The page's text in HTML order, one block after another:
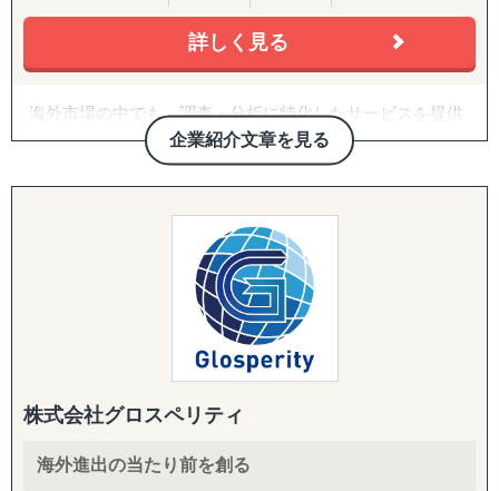
素材を収集する。
『セカイキョテン｜海外会社設立サポート』
までをワンストップで代行
『ビザスル｜海外ビザ取得サポート』
↳ 就労ビザ・長期滞在ビザなど、進出・移住に必要なビザ
取得を現地連携でサポート
------------------------------------
◆以下は個別施策として各専門家チームが対応します。
目的：海外現地を理解し、事業の成功可能性を高める
↳ 市場概況・規制調査
↳ 企業信用調査
詳しく見る
企業紹介文章を見る
海外市場の中でも、調査・分析に特化したサービスを提供
しております。
たとえば、市場の調査・分析に関しては、外部環境の影響
を推測するPEST分析や、ビジネスモデルの仮説検証など
を「正確かつ包括的」に実施しております。なぜその情報
が必要なのか、クライアントのご相談背景まですり合わせ
をすることを徹底していることが強みとなっています。
競合の調査・分析については、対象企業の強みや弱みを把
握するためのSWOT分析、マーケットシェアや競合企業の
分析などを行い、「その企業がなぜ成功・失敗したのか」
を徹底的に掘り下げます。
また、得られたデータや分析から、具体的な戦略と実行可
能な施策提案まで行っております。貴社の「適切な経営判
株式会社グロスペリティ
海外進出の当たり前を創る